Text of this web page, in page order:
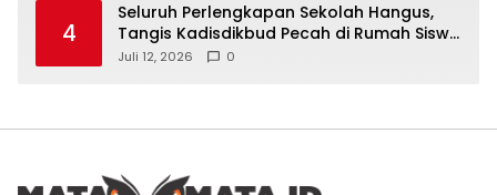
4
Seluruh Perlengkapan Sekolah Hangus,
Tangis Kadisdikbud Pecah di Rumah Siswa
SMPN 22 Ludes Terbakar
Juli 12, 2026 0